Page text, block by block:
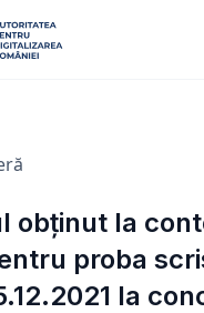
obținut la
proba
la